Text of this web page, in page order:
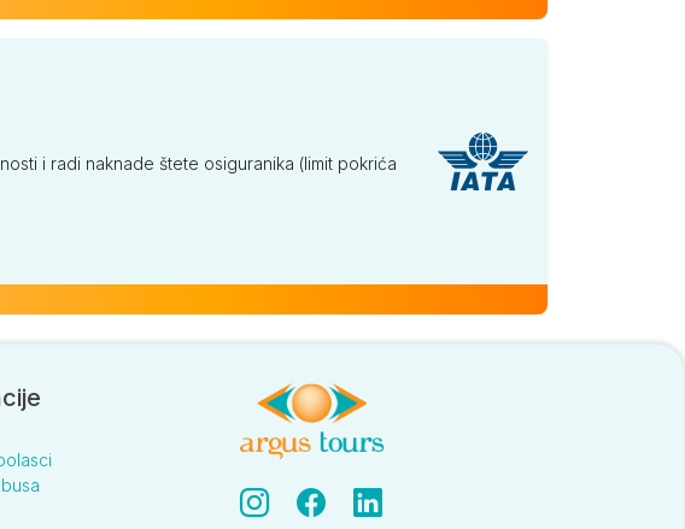
i radi naknade štete osiguranika (limit pokrića